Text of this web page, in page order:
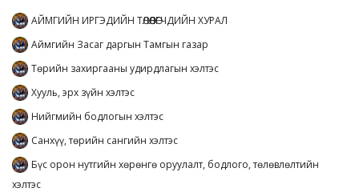
АЙМГИЙН ИРГЭДИЙН ТӨЛӨӨЛӨГЧДИЙН ХУРАЛ
Аймгийн Засаг даргын Тамгын газар
Төрийн захиргааны удирдлагын хэлтэс
Хууль, эрх зүйн хэлтэс
Нийгмийн бодлогын хэлтэс
Санхүү, төрийн сангийн хэлтэс
Бүс орон нутгийн хөрөнгө оруулалт, бодлого, төлөвлөлтийн
хэлтэс